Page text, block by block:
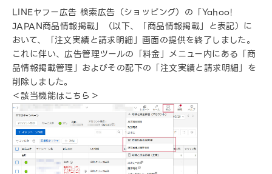
LINEヤフー広告 検索広告（ショッピング）の「Yahoo!
JAPAN商品情報掲載」（以下、「商品情報掲載」と表記）に
おいて、「注文実績と請求明細」画面の提供を終了しました。
これに伴い、広告管理ツールの「料金」メニュー内にある「商
品情報掲載管理」およびその配下の「注文実績と請求明細」を
削除しました。
＜該当機能はこちら＞